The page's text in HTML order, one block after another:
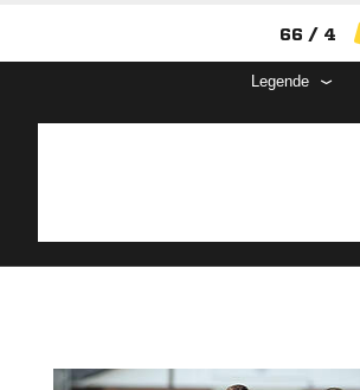
66 / 4
Legende